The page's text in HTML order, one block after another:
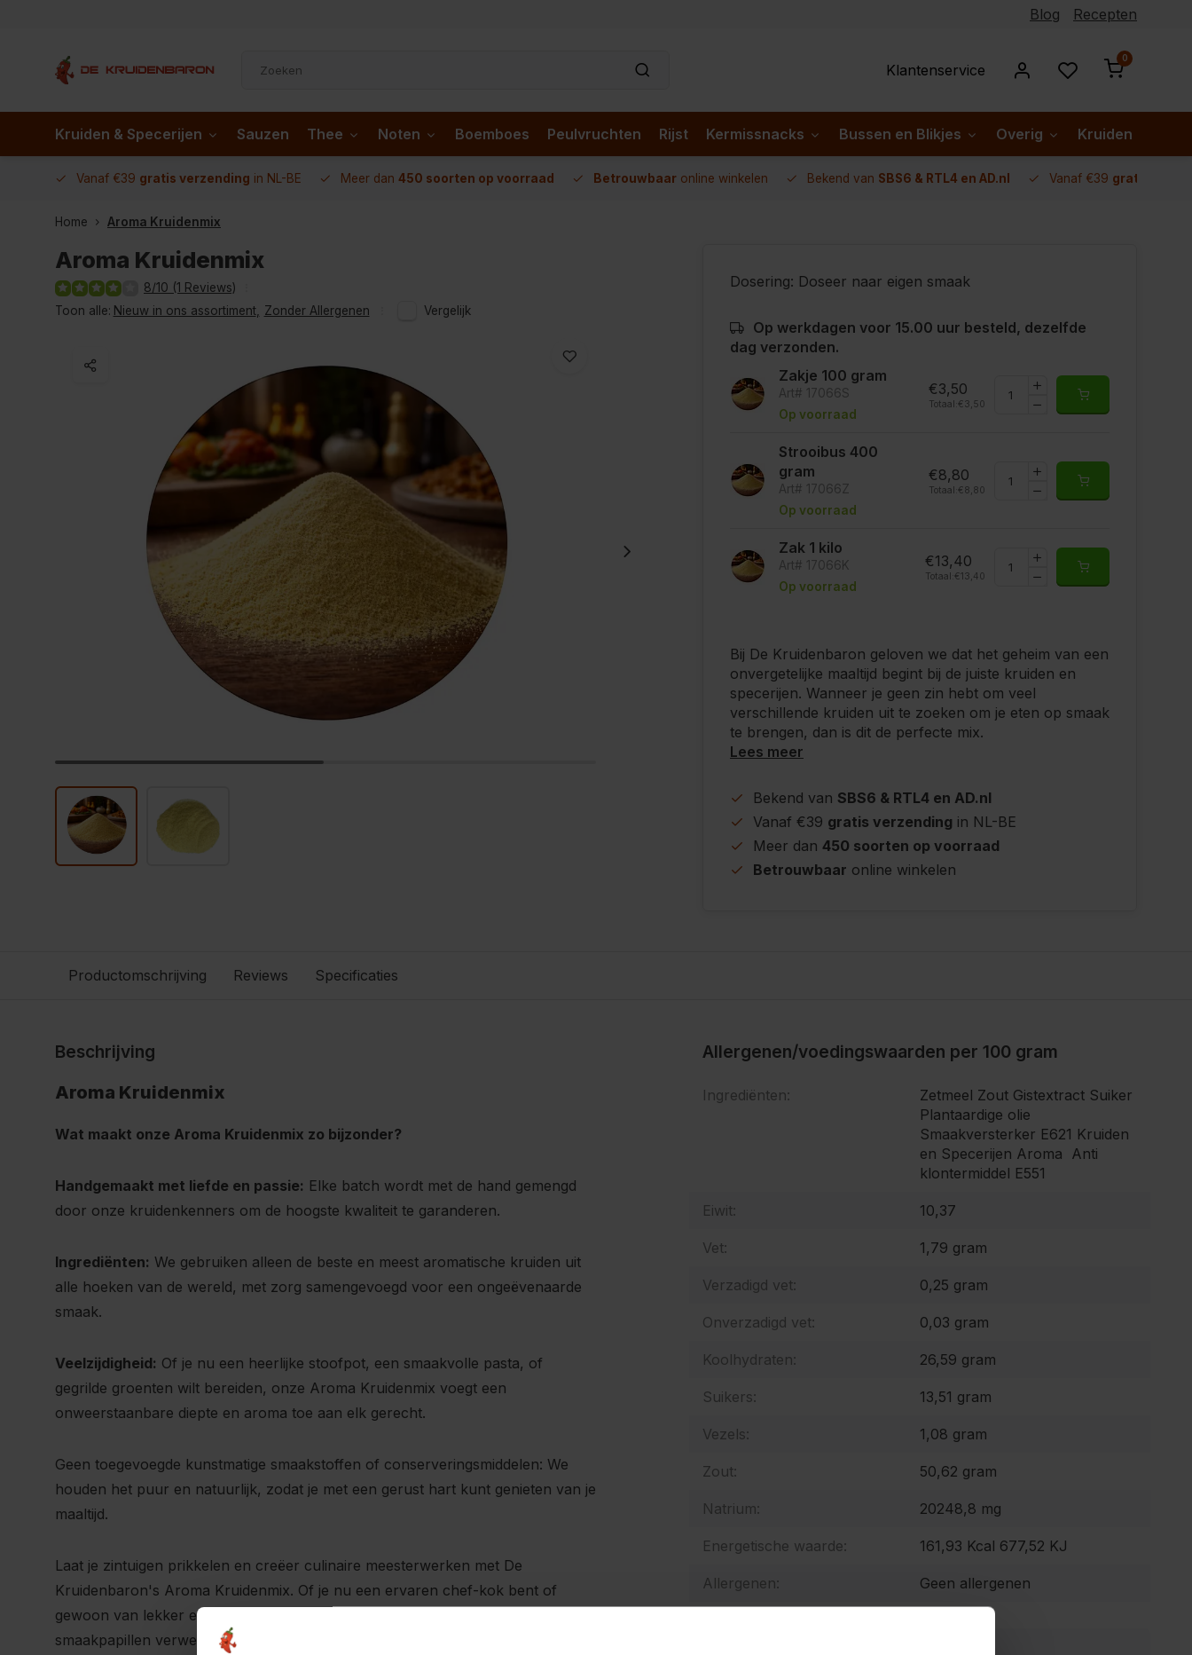
Blog Recepten
Klantenservice
0
Kruiden & Specerijen Sauzen Thee Noten Boemboes Peulvruchten Rijst Kermissnacks Bussen en Blikjes Overig Kruiden per
Vanaf €39 gratis verzending in NL-BE Meer dan 450 soorten op voorraad Betrouwbaar online winkelen Bekend van SBS6 & RTL4 en AD.nl Vanaf €39 gratis
Home Aroma Kruidenmix
Aroma Kruidenmix
8/10 (1 Reviews)
Toon alle: Nieuw in ons assortiment, Zonder Allergenen Vergelijk
Dosering: Doseer naar eigen smaak
Op werkdagen voor 15.00 uur besteld, dezelfde
dag verzonden.
Zakje 100 gram
Art# 17066S
Op voorraad
€3,50
Totaal: €3,50
Strooibus 400
gram
Art# 17066Z
Op voorraad
€8,80
Totaal: €8,80
Zak 1 kilo
Art# 17066K
Op voorraad
€13,40
Totaal: €13,40
Bij De Kruidenbaron geloven we dat het geheim van een
onvergetelijke maaltijd begint bij de juiste kruiden en
specerijen. Wanneer je geen zin hebt om veel
verschillende kruiden uit te zoeken om je eten op smaak
te brengen, dan is dit de perfecte mix.
Lees meer
Bekend van SBS6 & RTL4 en AD.nl
Vanaf €39 gratis verzending in NL-BE
Meer dan 450 soorten op voorraad
Betrouwbaar online winkelen
Productomschrijving Reviews Specificaties
Beschrijving
Aroma Kruidenmix
Wat maakt onze Aroma Kruidenmix zo bijzonder?
Handgemaakt met liefde en passie: Elke batch wordt met de hand gemengd
door onze kruidenkenners om de hoogste kwaliteit te garanderen.
Ingrediënten: We gebruiken alleen de beste en meest aromatische kruiden uit
alle hoeken van de wereld, met zorg samengevoegd voor een ongeëvenaarde
smaak.
Veelzijdigheid: Of je nu een heerlijke stoofpot, een smaakvolle pasta, of
gegrilde groenten wilt bereiden, onze Aroma Kruidenmix voegt een
onweerstaanbare diepte en aroma toe aan elk gerecht.
Geen toegevoegde kunstmatige smaakstoffen of conserveringsmiddelen: We
houden het puur en natuurlijk, zodat je met een gerust hart kunt genieten van je
maaltijd.
Laat je zintuigen prikkelen en creëer culinaire meesterwerken met De
Kruidenbaron's Aroma Kruidenmix. Of je nu een ervaren chef-kok bent of
gewoon van lekker eten houdt, deze kruidenmix zal je inspireren en je
smaakpapillen verwennen.
Allergenen/voedingswaarden per 100 gram
Ingrediënten:
Zetmeel Zout Gistextract Suiker
Plantaardige olie
Smaakversterker E621 Kruiden
en Specerijen Aroma Anti
klontermiddel E551
Eiwit: 10,37
Vet: 1,79 gram
Verzadigd vet: 0,25 gram
Onverzadigd vet: 0,03 gram
Koolhydraten: 26,59 gram
Suikers: 13,51 gram
Vezels: 1,08 gram
Zout: 50,62 gram
Natrium: 20248,8 mg
Energetische waarde: 161,93 Kcal 677,52 KJ
Allergenen: Geen allergenen